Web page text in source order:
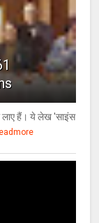
लाए हैं। ये लेख 'साइंस